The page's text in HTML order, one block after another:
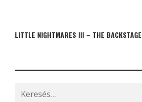
LITTLE NIGHTMARES III – THE
Search